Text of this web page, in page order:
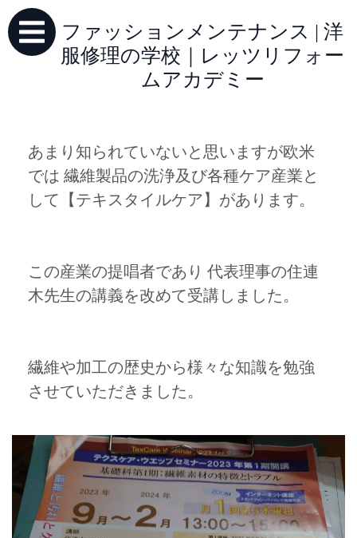
ファッションメンテナンス | 洋
服修理の学校｜レッツリフォー
ムアカデミー
あまり知られていないと思いますが欧米
では 繊維製品の洗浄及び各種ケア産業と
して【テキスタイルケア】があります。
この産業の提唱者であり 代表理事の住連
木先生の講義を改めて受講しました。
繊維や加工の歴史から様々な知識を勉強
させていただきました。